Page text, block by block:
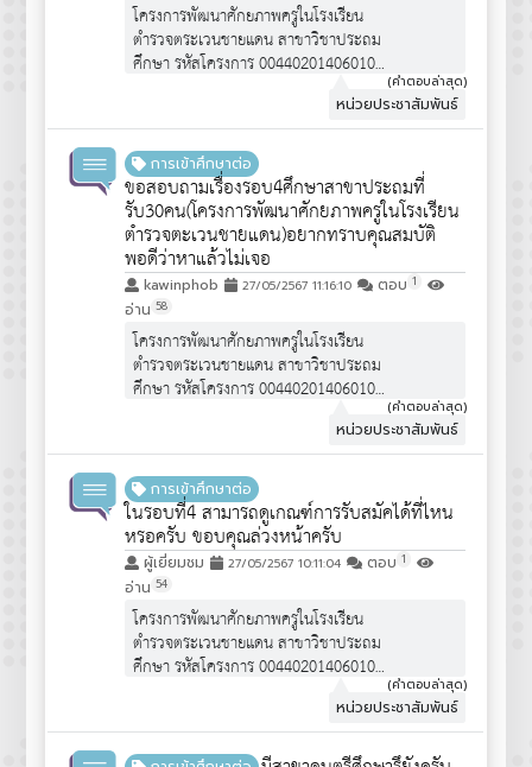
โครงการพัฒนาศักยภาพครูในโรงเรียน
ตำรวจตระเวนชายแดน สาขาวิชาประถม
ศึกษา รหัสโครงการ 00440201406010
https://www.edu.cmu.ac.th/assets/pdf/qpot/
เป็นโครงการพิเศษ """ไม่ได้เปิดรับสมัคร
นักเรียน ม.6 ทั่วไป""" จึงไม่ได้มีการ
ประชาสัมพันธ์ครับ
(คำตอบล่าสุด)
หน่วยประชาสัมพันธ์
การเข้าศึกษาต่อ
ขอสอบถามเรื่องรอบ4ศึกษาสาขาประถมที่
รับ30คน(โครงการพัฒนาศักยภาพครูในโรงเรียน
ตำรวจตะเวนชายแดน)อยากทราบคุณสมบัติ
พอดีว่าหาแล้วไม่เจอ
kawinphob 27/05/2567 11:16:10 ตอบ 1
อ่าน 58
โครงการพัฒนาศักยภาพครูในโรงเรียน
ตำรวจตระเวนชายแดน สาขาวิชาประถม
ศึกษา รหัสโครงการ 00440201406010
https://www.edu.cmu.ac.th/assets/pdf/qpot/
เป็นโครงการพิเศษ """ไม่ได้เปิดรับสมัคร
นักเรียน ม.6 ทั่วไป""" จึงไม่ได้มีการ
ประชาสัมพันธ์ครับ
(คำตอบล่าสุด)
หน่วยประชาสัมพันธ์
การเข้าศึกษาต่อ
ในรอบที่4 สามารถดูเกณฑ์การรับสมัคได้ที่ไหน
หรอครับ ขอบคุณล่วงหน้าครับ
ผู้เยี่ยมชม 27/05/2567 10:11:04 ตอบ 1
อ่าน 54
โครงการพัฒนาศักยภาพครูในโรงเรียน
ตำรวจตระเวนชายแดน สาขาวิชาประถม
ศึกษา รหัสโครงการ 00440201406010
https://www.edu.cmu.ac.th/assets/pdf/qpot/
(คำตอบล่าสุด)
หน่วยประชาสัมพันธ์